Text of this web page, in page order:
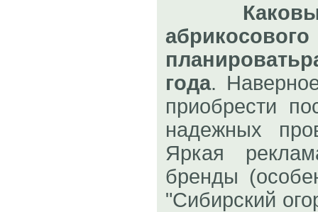
года.
приобрести
надежных
Яркая
бренды
"Сибирский